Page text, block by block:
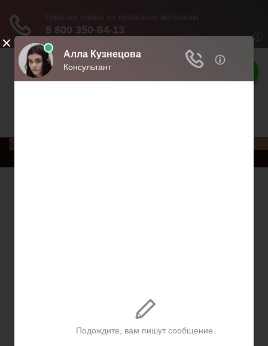
Права россиян
Меню
Главная